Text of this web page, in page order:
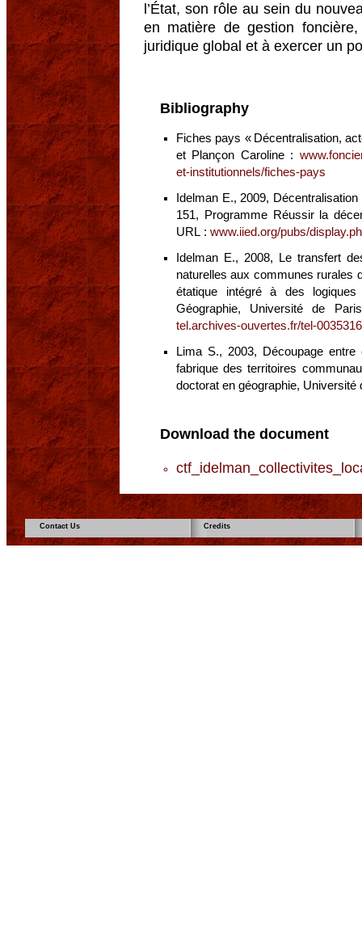
l’État, son rôle au sein du
en matière de gestion
juridique global et à exercer un
Bibliography
Fiches pays « Décentralisation,
et Plançon Caroline :
et-institutionnels/fiches-pays
Idelman E., 2009,
151, Programme Réussir la
URL : www.iied.org/pubs/
Idelman E., 2008, Le transfert
naturelles aux communes rurales
étatique intégré à des
Géographie, Université de
tel.archives-ouvertes.fr/tel-
Lima S., 2003, Découpage
fabrique des territoires
doctorat en géographie, Université
Download the document
Contact Us Credits